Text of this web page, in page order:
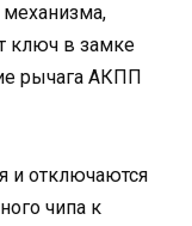
ключ в замке
рычага АКПП
и отключаются
чипа к